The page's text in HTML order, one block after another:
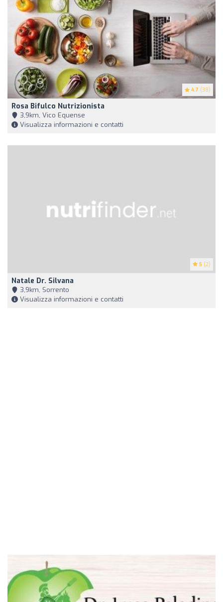
4.7 (38)
Rosa Bifulco Nutrizionista
3,9km, Vico Equense
Visualizza informazioni e contatti
5 (2)
Natale Dr. Silvana
3,9km, Sorrento
Visualizza informazioni e contatti